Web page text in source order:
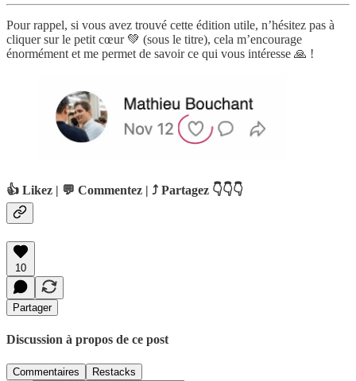
Pour rappel, si vous avez trouvé cette édition utile, n’hésitez pas à
cliquer sur le petit cœur 💚 (sous le titre), cela m’encourage
énormément et me permet de savoir ce qui vous intéresse 🙏 !
👍 Likez | 💬 Commentez | ⤴️ Partagez 👇👇👇
10
Partager
Discussion à propos de ce post
Commentaires Restacks